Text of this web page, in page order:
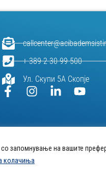
запомнување на вашите
колачиња
+ 389 2 30 99 500
Ул. Скупи 5А Скопје